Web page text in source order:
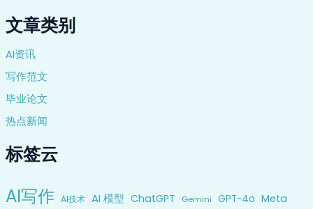
文章类别
AI资讯
写作范文
毕业论文
热点新闻
标签云
AI写作 AI技术 AI 模型 ChatGPT Gemini GPT-4o Meta